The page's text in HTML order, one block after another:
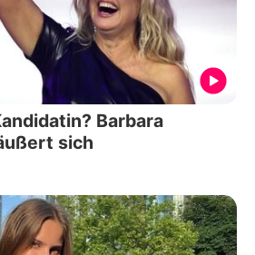
Barbara
sich